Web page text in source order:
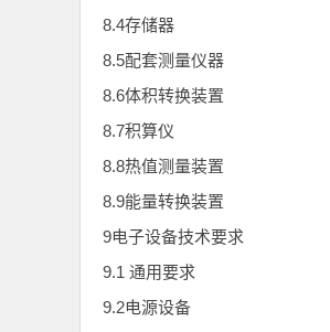
8.4存储器
8.5配套测量仪器
8.6体积转换装置
8.7积算仪
8.8热值测量装置
8.9能量转换装置
9电子设备技术要求
9.1 通用要求
9.2电源设备